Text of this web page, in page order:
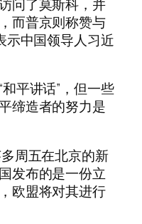
问了莫斯科，并
而普京则称赞与
示中国领导人习近
平讲话”，但一些
缔造者的努力是
周五在北京的新
发布的是一份立
欧盟将对其进行